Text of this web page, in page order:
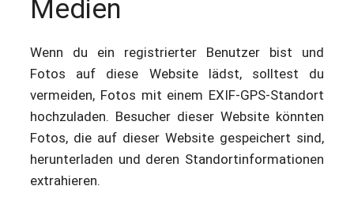
Medien
Wenn du ein registrierter Benutzer bist und
Fotos auf diese Website lädst, solltest du
vermeiden, Fotos mit einem EXIF-GPS-Standort
hochzuladen. Besucher dieser Website könnten
Fotos, die auf dieser Website gespeichert sind,
herunterladen und deren Standortinformationen
extrahieren.